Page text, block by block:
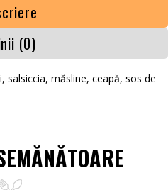
(0)
salsiccia, măsline, ceapă, sos de